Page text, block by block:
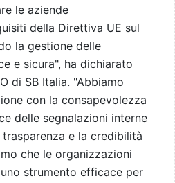
le aziende
della Direttiva UE sul
la gestione delle
e sicura", ha dichiarato
di SB Italia. "Abbiamo
con la consapevolezza
delle segnalazioni interne
e la credibilità
che le organizzazioni
strumento efficace per